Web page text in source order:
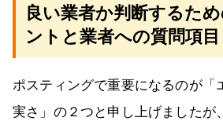
良い業者か判断するた
ントと業者への質問項目
ポスティングで重要になるのが「
実さ」の２つと申し上げましたが